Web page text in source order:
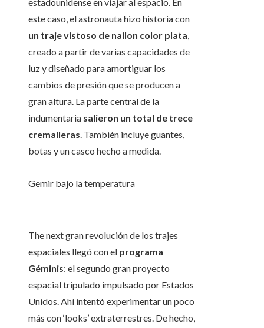
estadounidense en viajar al espacio. En
este caso, el astronauta hizo historia con
un traje vistoso de nailon color plata,
creado a partir de varias capacidades de
luz y diseñado para amortiguar los
cambios de presión que se producen a
gran altura. La parte central de la
indumentaria salieron un total de trece
cremalleras. También incluye guantes,
botas y un casco hecho a medida.
Gemir bajo la temperatura
The next gran revolución de los trajes
espaciales llegó con el programa
Géminis: el segundo gran proyecto
espacial tripulado impulsado por Estados
Unidos. Ahí intentó experimentar un poco
más con ‘looks’ extraterrestres. De hecho,